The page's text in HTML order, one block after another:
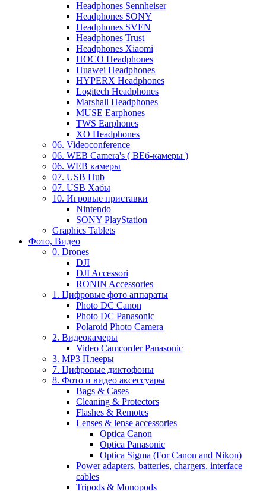
Headphones Sennheiser
Headphones SONY
Headphones SVEN
Headphones Trust
Headphones Xiaomi
HOCO Headphones
Huawei Headphones
HYPERX Headphones
Logitech Headphones
Marshall Headphones
MUSE Earphones
TWS Earphones
XO Headphones
06. Videoconference
06. WEB Camera's ( ВЕб-камеры )
06. WEB камеры
07. USB Hub
07. USB Хабы
10. Игровые приставки
Nintendo
SONY PlayStation
Graphics Tablets
Фото, Видео
0. Drones
DJI
DJI Accessori
RONIN Accessories
1. Цифровые фото аппараты
Photo DC Canon
Photo DC Panasonic
Polaroid Photo Camera
2. Видеокамеры
Video Camcorder Panasonic
3. MP3 Плееры
7. Цифровые диктофоны
8. Фото и видео аксессуары
Bags & Cases
Cleaning & Protectors
Flashes & Remotes
Lenses & lense accessories
Optica Canon
Optica Panasonic
Optica Sigma (For Canon and Nikon)
Power adapters, batteries, chargers, interface
cables
Tripods & Monopods